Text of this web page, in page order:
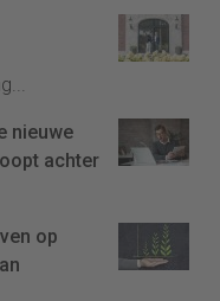
nieuwe
achter
op